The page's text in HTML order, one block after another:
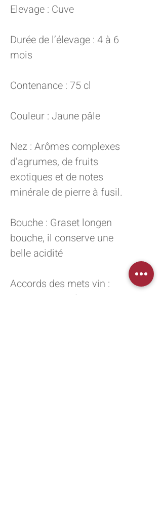
Elevage : Cuve
Durée de l’élevage : 4 à 6
mois
Contenance : 75 cl
Couleur : Jaune pâle
Nez : Arômes complexes
d’agrumes, de fruits
exotiques et de notes
minérale de pierre à fusil.
Bouche : Graset longen
bouche, il conserve une
belle acidité
Accords des mets vin :
Fruits de mer, fromage de